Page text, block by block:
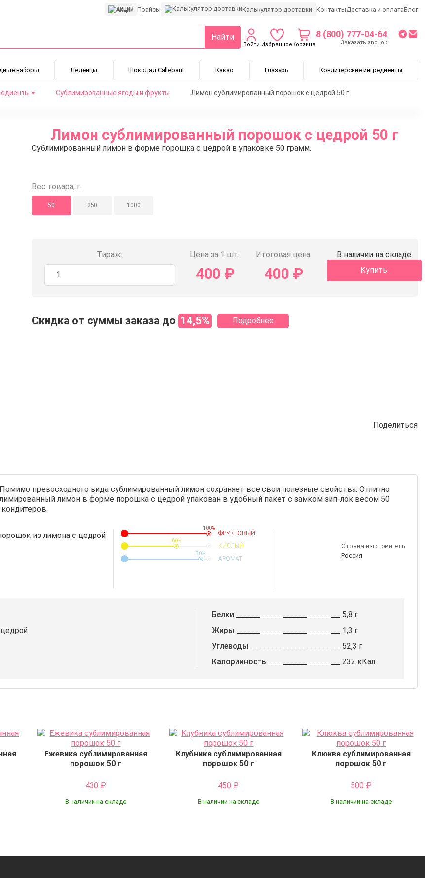
Акции Прайсы Калькулятор доставки КонтактыДоставка и оплатаБлог
Найти
Войти ИзбранноеКорзина
8 (800) 777-04-64
Заказать звонок
наборы Леденцы Шоколад Callebaut Какао Глазурь Кондитерские ингредиенты
Сублимированные ягоды и фрукты Лимон сублимированный порошок c цедрой 50 г
Лимон сублимированный порошок c цедрой 50 г
Сублимированный лимон в форме порошка с цедрой в упаковке 50 грамм.
Вес товара, г:
50 250 1000
Тираж: Цена за 1 шт.:
400 ₽
Итоговая цена:
400 ₽
В наличии на складе
Купить
Скидка от суммы заказа до 14,5% Подробнее
Поделиться
превосходного вида сублимированный лимон сохраняет все свои полезные свойства. Отлично
лимон в форме порошка с цедрой упакован в удобный пакет с замком зип-лок весом 50
из лимона с цедрой
100%
ФРУКТОВЫЙ
60%
КИСЛЫЙ
90%
АРОМАТ
Страна изготовитель
Россия
Белки
5,8 г
Жиры
1,3 г
Углеводы
52,3 г
Калорийность
232 кКал
Ежевика сублимированная
порошок 50 г
430 ₽
В наличии на складе
Клубника сублимированная
порошок 50 г
450 ₽
В наличии на складе
Клюква сублимированная
порошок 50 г
500 ₽
В наличии на складе